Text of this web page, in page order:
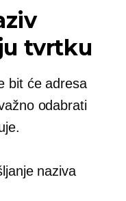
tvrtku
bit će adresa
odabrati
naziva